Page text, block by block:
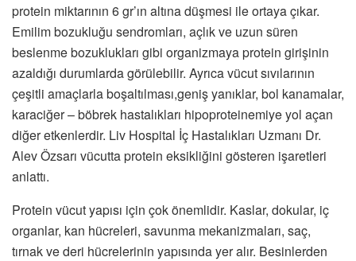
protein miktarının 6 gr’ın altına düşmesi ile ortaya çıkar.
Emilim bozukluğu sendromları, açlık ve uzun süren
beslenme bozuklukları gibi organizmaya protein girişinin
azaldığı durumlarda görülebilir. Ayrıca vücut sıvılarının
çeşitli amaçlarla boşaltılması,geniş yanıklar, bol kanamalar,
karaciğer – böbrek hastalıkları hipoproteinemiye yol açan
diğer etkenlerdir. Liv Hospital İç Hastalıkları Uzmanı Dr.
Alev Özsarı vücutta protein eksikliğini gösteren işaretleri
anlattı.
Protein vücut yapısı için çok önemlidir. Kaslar, dokular, iç
organlar, kan hücreleri, savunma mekanizmaları, saç,
tırnak ve deri hücrelerinin yapısında yer alır. Besinlerden